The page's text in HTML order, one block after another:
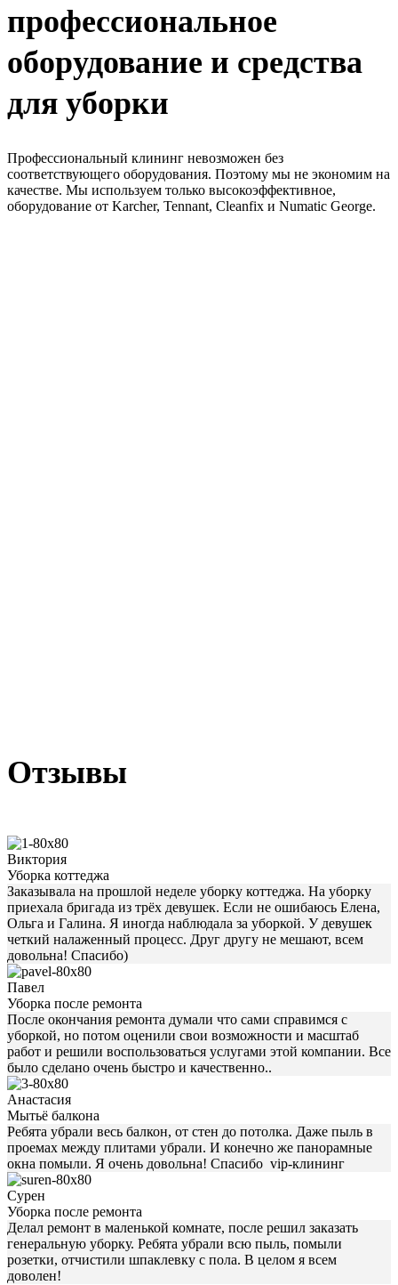
профессиональное
оборудование и средства
для уборки
Профессиональный клининг невозможен без
соответствующего оборудования. Поэтому мы не экономим на
качестве. Мы используем только высокоэффективное,
оборудование от Karcher, Tennant, Cleanfix и Numatic George.
Отзывы
Виктория
Уборка коттеджа
Заказывала на прошлой неделе уборку коттеджа. На уборку
приехала бригада из трёх девушек. Если не ошибаюсь Елена,
Ольга и Галина. Я иногда наблюдала за уборкой. У девушек
четкий налаженный процесс. Друг другу не мешают, всем
довольна! Спасибо)
Павел
Уборка после ремонта
После окончания ремонта думали что сами справимся с
уборкой, но потом оценили свои возможности и масштаб
работ и решили воспользоваться услугами этой компании. Все
было сделано очень быстро и качественно..
Анастасия
Мытьё балкона
Ребята убрали весь балкон, от стен до потолка. Даже пыль в
проемах между плитами убрали. И конечно же панорамные
окна помыли. Я очень довольна! Спасибо vip-клининг
Сурен
Уборка после ремонта
Делал ремонт в маленькой комнате, после решил заказать
генеральную уборку. Ребята убрали всю пыль, помыли
розетки, отчистили шпаклевку с пола. В целом я всем
доволен!